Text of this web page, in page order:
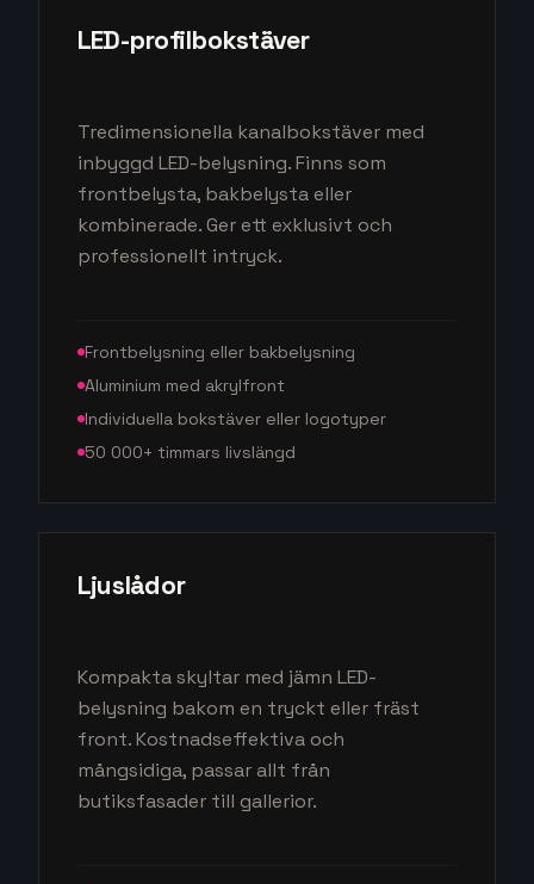
LED-profilbokstäver
Tredimensionella kanalbokstäver med
inbyggd LED-belysning. Finns som
frontbelysta, bakbelysta eller
kombinerade. Ger ett exklusivt och
professionellt intryck.
Frontbelysning eller bakbelysning
Aluminium med akrylfront
Individuella bokstäver eller logotyper
50 000+ timmars livslängd
Ljuslådor
Kompakta skyltar med jämn LED-
belysning bakom en tryckt eller fräst
front. Kostnadseffektiva och
mångsidiga, passar allt från
butiksfasader till gallerior.